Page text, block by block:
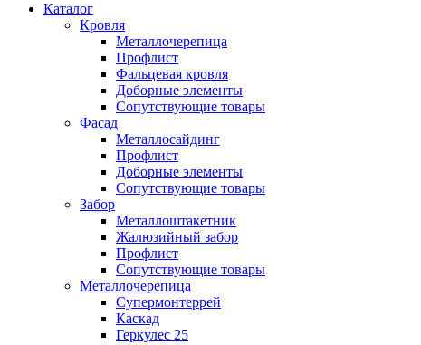
Каталог
Кровля
Металлочерепица
Профлист
Фальцевая кровля
Доборные элементы
Сопутствующие товары
Фасад
Металлосайдинг
Профлист
Доборные элементы
Сопутствующие товары
Забор
Металлоштакетник
Жалюзийный забор
Профлист
Сопутствующие товары
Металлочерепица
Супермонтеррей
Каскад
Геркулес 25